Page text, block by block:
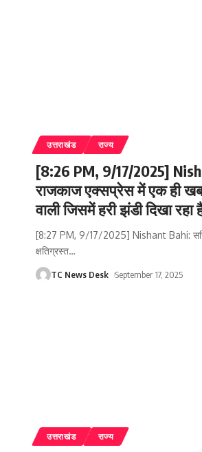
उत्तराखंड राज्य
[8:26 PM, 9/17/2025]
राजकाज एक्सप्रेस में एक ही
वाली जिसमें हरी झंडी दिखा रहा
[8:27 PM, 9/17/2025] Nishant Bahi:
क्षतिग्रस्त…
TC News Desk September 17, 2025
उत्तराखंड राज्य